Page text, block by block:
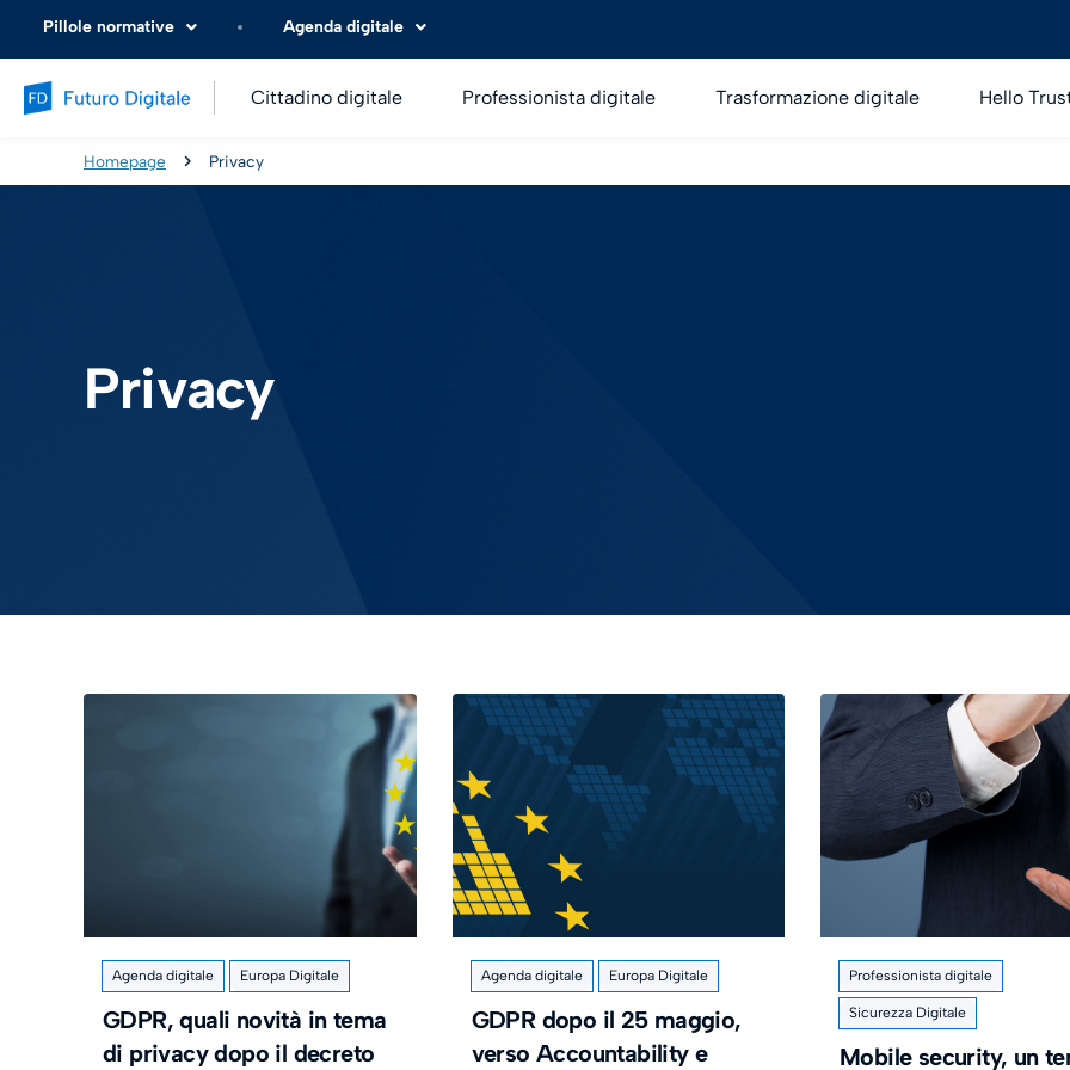
Pillole normative Agenda digitale
Cittadino digitale Professionista digitale Trasformazione digitale Hello
Homepage Privacy
Privacy
Agenda digitale Europa Digitale
GDPR, quali novità in tema
di privacy dopo il decreto
Agenda digitale Europa Digitale
GDPR dopo il 25 maggio,
verso Accountability e
Professionista digitale
Sicurezza Digitale
Mobile security, un